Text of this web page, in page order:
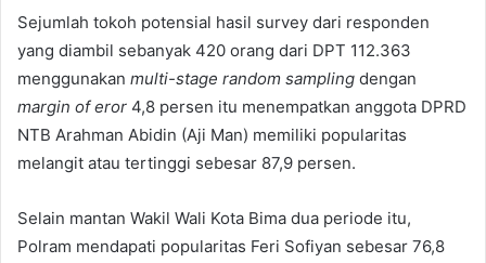
Sejumlah tokoh potensial hasil survey dari responden
yang diambil sebanyak 420 orang dari DPT 112.363
menggunakan multi-stage random sampling dengan
margin of eror 4,8 persen itu menempatkan anggota DPRD
NTB Arahman Abidin (Aji Man) memiliki popularitas
melangit atau tertinggi sebesar 87,9 persen.
Selain mantan Wakil Wali Kota Bima dua periode itu,
Polram mendapati popularitas Feri Sofiyan sebesar 76,8